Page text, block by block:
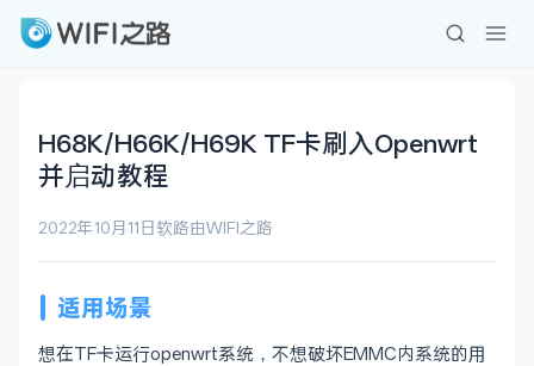
H68K/H66K/H69K TF卡刷入Openwrt
并启动教程
2022年10月11日 软路由WIFI之路
适用场景
想在TF卡运行openwrt系统，不想破坏EMMC内系统的用